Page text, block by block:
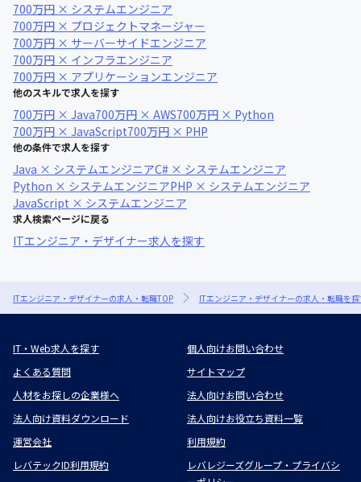
700万円 × システムエンジニア
700万円 × プロジェクトマネージャー
700万円 × サーバーサイドエンジニア
700万円 × インフラエンジニア
700万円 × アプリケーションエンジニア
他のスキルで求人を探す
700万円 × Java700万円 × AWS700万円 × Python
700万円 × JavaScript700万円 × PHP
他の条件で求人を探す
Java × システムエンジニアC# × システムエンジニア
Python × システムエンジニアPHP × システムエンジニア
JavaScript × システムエンジニア
求人検索ページに戻る
ITエンジニア・デザイナー求人を探す
ITエンジニア・デザイナーの求人・転職TOP ITエンジニア・デザイナーの求人・転職を
IT・Web求人を探す
個人向けお問い合わせ
よくある質問
サイトマップ
人材をお探しの企業様へ
法人向けお問い合わせ
法人向け資料ダウンロード
法人向けお役立ち資料一覧
運営会社
利用規約
レバテックID利用規約
レバレジーズグループ・プライバシ